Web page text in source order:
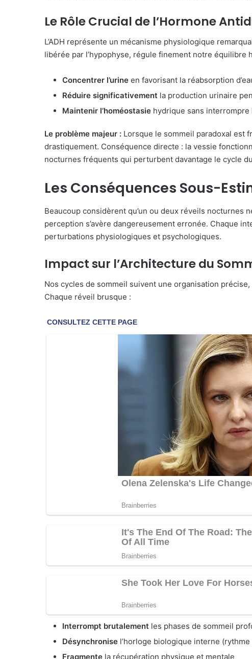
Le Rôle Crucial de l’Hormone
L’ADH représente un mécanisme physiologique
libérée par l’hypophyse, régule finement notre
Concentrer l’urine en favorisant la réabsorption
Réduire significativement la production urinaire
Maintenir l’homéostasie hydrique sans interrompre
Le problème majeur : Lorsque le sommeil paradoxal est
drastiquement. Conséquence directe : la vessie
nocturnes fréquents qui perturbent davantage le cycle
Les Conséquences Sous-
Beaucoup considèrent qu’un ou deux réveils nocturnes
perception s’avère dangereusement erronée. Chaque
perturbations physiologiques et psychologiques.
Impact sur l’Architecture du
Nos cycles de sommeil suivent une organisation
Chaque réveil brusque :
Interrompt brutalement les phases de sommeil
Désynchronise l’horloge biologique interne
Fragmente la récupération physique et mentale